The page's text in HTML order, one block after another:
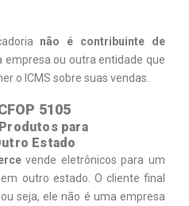
não é contribuinte de
empresa ou outra entidade que
o ICMS sobre suas vendas.
5105
para
Estado
vende eletrônicos para um
outro estado. O cliente final
seja, ele não é uma empresa